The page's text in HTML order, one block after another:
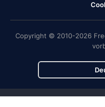
Copyright © 2010-2026